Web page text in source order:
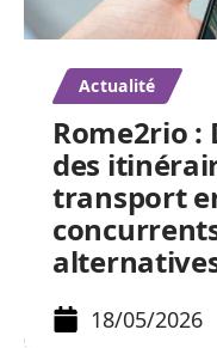
Actualité
Rome2rio :
des
transport
18/05/2026